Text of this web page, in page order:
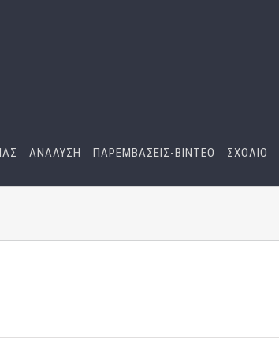
ΑΝΑΛΥΣΗ ΠΑΡΕΜΒΑΣΕΙΣ-BINTEO ΣΧΟΛΙΟ